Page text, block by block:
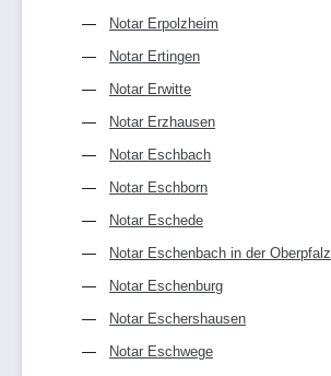
Notar Erpolzheim
Notar Ertingen
Notar Erwitte
Notar Erzhausen
Notar Eschbach
Notar Eschborn
Notar Eschede
Notar Eschenbach in der Oberpfalz
Notar Eschenburg
Notar Eschershausen
Notar Eschwege